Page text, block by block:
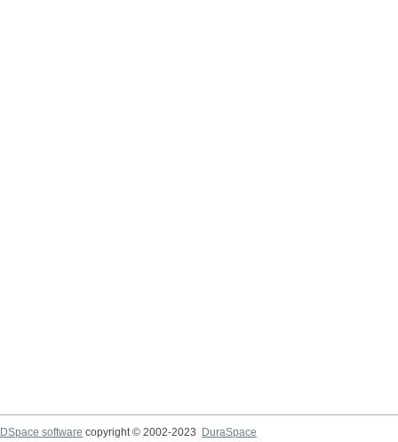
DSpace software copyright © 2002-2023
DuraSpace